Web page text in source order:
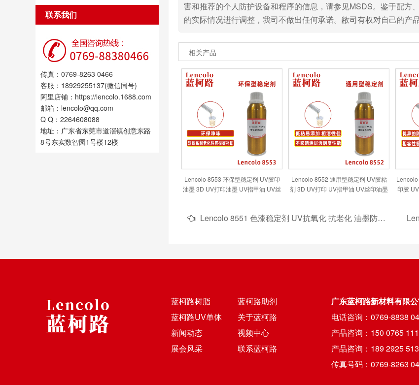
联系我们
传真：0769-8263 0466
客服：18929255137(微信同号)
阿里店铺：https://lencolo.1688.com
邮箱：lencolo@qq.com
Q Q：2264608088
地址：广东省东莞市道滘镇创意东路
8号东实数智园1号楼12楼
害和推荐的个人防护设备和程序的信息，请参见MSDS。鉴于配方
的实际情况进行调整，我司不做出任何承诺。敝司有权对自己的产
相关产品
Lencolo 8553 环保型稳定剂 UV胶印
油墨 3D UV打印油墨 UV指甲油 UV丝
Lencolo 8552 通用型稳定剂 UV胶粘
剂 3D UV打印 UV指甲油 UV丝印油墨
印胶
Lencolo 8551 色漆稳定剂 UV抗氧化 抗老化 油墨防胶化助剂 阻聚剂 UV胶粘剂 3D UV打印 UV指甲油 UV油墨 UV涂料
蓝柯路树脂
蓝柯路助剂
蓝柯路UV单体
关于蓝柯路
新闻动态
视频中心
展会风采
联系蓝柯路
广东蓝柯路新材料有限公
电话咨询：0769-8838
产品咨询：150 0765
产品咨询：189 2925
传真号码：0769-8263